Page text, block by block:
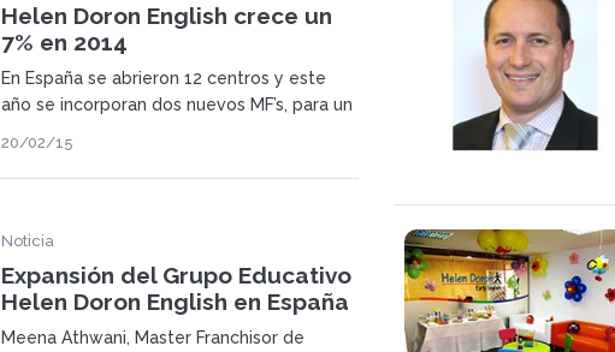
Helen Doron English crece un
7% en 2014
En España se abrieron 12 centros y este
año se incorporan dos nuevos MF’s, para un
20/02/15
Noticia
Expansión del Grupo Educativo
Helen Doron English en España
Meena Athwani, Master Franchisor de